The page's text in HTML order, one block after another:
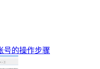
号的操作步骤